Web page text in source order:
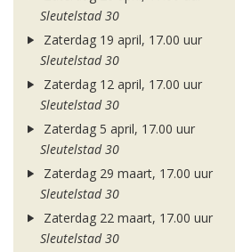
Sleutelstad 30
Zaterdag 19 april, 17.00 uur
Sleutelstad 30
Zaterdag 12 april, 17.00 uur
Sleutelstad 30
Zaterdag 5 april, 17.00 uur
Sleutelstad 30
Zaterdag 29 maart, 17.00 uur
Sleutelstad 30
Zaterdag 22 maart, 17.00 uur
Sleutelstad 30